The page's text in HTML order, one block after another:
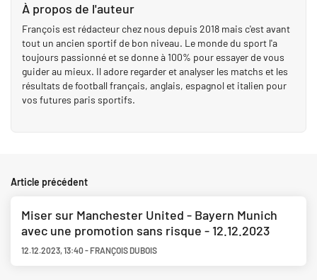
À propos de l'auteur
François est rédacteur chez nous depuis 2018 mais c'est avant
tout un ancien sportif de bon niveau. Le monde du sport l'a
toujours passionné et se donne à 100% pour essayer de vous
guider au mieux. Il adore regarder et analyser les matchs et les
résultats de football français, anglais, espagnol et italien pour
vos futures paris sportifs.
Article précédent
Miser sur Manchester United - Bayern Munich
avec une promotion sans risque - 12.12.2023
12.12.2023,13:40- FRANÇOIS DUBOIS